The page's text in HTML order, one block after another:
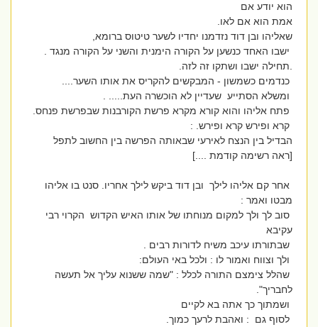
הוא יודע אם
אמת הוא אם לאו.
שאליהו ובן דוד נזדמנו יחדיו לשער טיטוס ברומא,
ישבו האחד כנשען על הקורה הימנית והשני על הקורה מנגד .
.תחילה ישבו ושתקו זה לזה.
כנדמים כשמשון - המבקשים להקריס את אותו השער....
ומשלא הסתייע שעדיין לא הוכשרה העת..... .
פתח אליהו והוא קורא מקרא פרשת הקורבנות שבפרשת פנחס.
קרא ופירש קרא ופירש. :
הבדיל בין הנצח לאירעי שבאותה הפרשה בין החשוב לתפל
[ראה רשימה קודמת ....]
אחר קם אליהו לילך ובן דוד ביקש לילך אחריו. סנט בו אליהו
מבטו ואמר :
סוב לך ולך למקום מנוחתו של אותו האיש הקדוש הקרוי רבי
עקיבא
שבתורתו עיכב משיח לדורות רבים .
ולך וצווח ואמור לו : ולכל באי העולם:
שהלל צימצם התורה לכלל : "שמה ששנוא עליך אל תעשה
לחבריך".
ושמתוך כך אתה בא לקיים
לסוף גם : ואהבת לרעך כמוך.